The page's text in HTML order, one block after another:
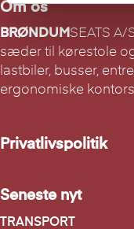
Om os
BRØNDUMSEATS
sæder til kørestole
lastbiler, busser,
ergonomiske
Privatlivspolitik
Seneste nyt
TRANSPORT